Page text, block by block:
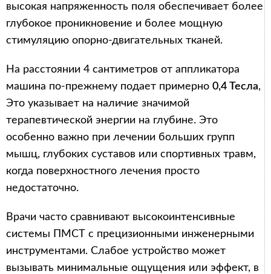
высокая напряженность поля обеспечивает более
глубокое проникновение и более мощную
стимуляцию опорно-двигательных тканей.
На расстоянии 4 сантиметров от аппликатора
машина по-прежнему подает примерно 0,4 Тесла,
Это указывает на наличие значимой
терапевтической энергии на глубине. Это
особенно важно при лечении больших групп
мышц, глубоких суставов или спортивных травм,
когда поверхностного лечения просто
недостаточно.
Врачи часто сравнивают высокоинтенсивные
системы ПМСТ с прецизионными инженерными
инструментами. Слабое устройство может
вызывать минимальные ощущения или эффект, в